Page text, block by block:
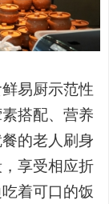
易厨示范性
搭配、营养
的老人刷身
享受相应折
着可口的饭